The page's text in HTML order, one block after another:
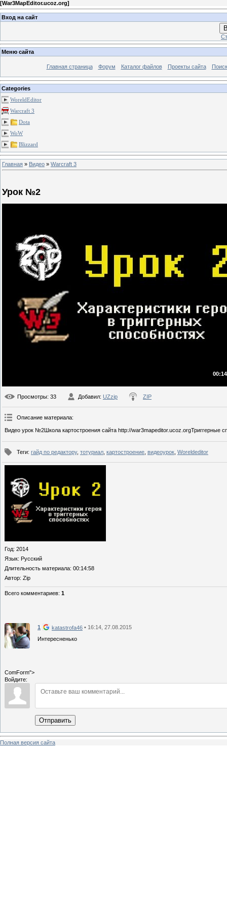
[War3MapEditor.ucoz.org]
Вход на сайт
Меню сайта
Главная страница Форум Каталог файлов Проекты сайта
Categories
WoreldEditor
Warcraft 3
Dota
WoW
Blizzard
Главная » Видео » Warcraft 3
Урок №2
Просмотры: 33 Добавил: UZzip ZIP
Описание материала:
Видео урок №2Школа картостроения сайта http://war3mapeditor.ucoz.orgТриггерные
Теги: гайд по редактору, тотуриал картостроение видеоурок Woreldeditor
Год: 2014
Язык: Русский
Длительность материала: 00:14:58
Автор: Zip
Всего комментариев: 1
1 katastrofa46 • 16:14, 27.08.2015
Интересненько
ComForm">
Войдите:
Отправить
Полная версия сайта